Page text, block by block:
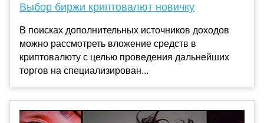
Выбор биржи криптовалют новичку
В поисках дополнительных источников доходов
можно рассмотреть вложение средств в
криптовалюту с целью проведения дальнейших
торгов на специализирован...